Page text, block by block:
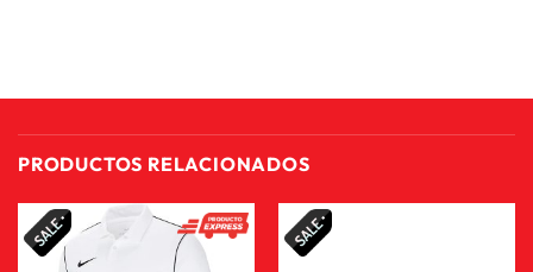
PRODUCTOS RELACIONADOS